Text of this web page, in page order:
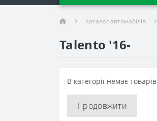
Каталог автомобілів
Talento '16-
В категорії немає товарів
Продовжити